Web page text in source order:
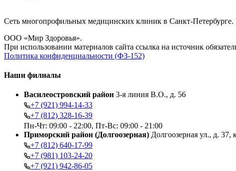
Сеть многопрофильных медицинских клиник в Санкт-Петербурге.
ООО «Мир Здоровья».
При использовании материалов сайта ссылка на источник
Политика конфиденциальности (ФЗ-152)
Наши филиалы
Василеостровский район 3-я линия В.О., д. 56
+7 (921) 994-14-33
+7 (812) 328-16-39
Пн-Чт: 09:00 - 22:00, Пт-Вс: 09:00 - 21:00
Приморский район (Долгоозерная) Долгоозерная ул., д. 37,
+7 (812) 640-17-99
+7 (981) 103-24-20
+7 (921) 942-86-05